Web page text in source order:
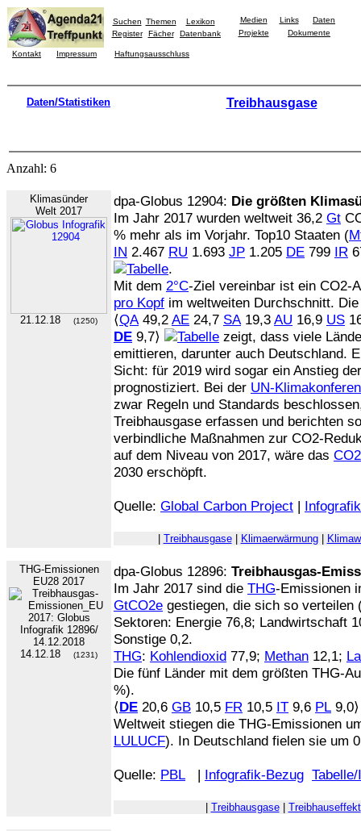
Suchen Themen
Lexikon
Register
Fächer Datenbank
Medien Links
Daten
Projekte
Dokumente
Kontakt Impressum Haftungsausschluss
Daten/Statistiken Treibhausgase
Anzahl: 6
Klimasünder
Welt 2017
21.12.18 (1250)
dpa-Globus 12904: Die größten
Im Jahr 2017 wurden weltweit 36,2 Gt
% mehr als im Vorjahr. Top10 Staaten (
IN 2.467 RU 1.693 JP 1.205 DE 799 IR
.
Mit dem 2°C-Ziel vereinbar ist ein CO2-
pro Kopf im weltweiten Durchschnitt.
⟨QA49,2 AE 24,7 SA19,3 AU 16,9 US
DE 9,7⟩
zeigt, dass viele
emittieren, darunter auch Deutschland.
Sicht: für 2019 wird sogar ein Anstieg
prognostiziert. Bei der UN-
zwar Regeln und Standards
Treibhausgase erfassen und berichten
verbindliche Maßnahmen zur CO2-
auf dem Niveau von 2017, wäre das
2030 erschöpft.
Quelle: Global Carbon Project | Infografik
Treibhausgase| Klimaerwärmung|
THG-Emissionen
EU28 2017
14.12.18 (1231)
dpa-Globus 12896: Treibhausgas-
Im Jahr 2017 sind die THG-Emissionen
GtCO2e gestiegen, die sich so verteilen
Sektoren: Energie 76,8; Landwirtschaft
Sonstige 0,2.
THG: Kohlendioxid 77,9; Methan 12,1;
Die fünf Länder mit dem größten THG-
%).
⟨DE 20,6 GB 10,5 FR 10,5 IT 9,6 PL
Weltweit stiegen die THG-Emissionen
LULUCF). In Deutschland fielen sie um
Quelle: PBL | Infografik-Bezug
Treibhausgase| Treibhauseffekt